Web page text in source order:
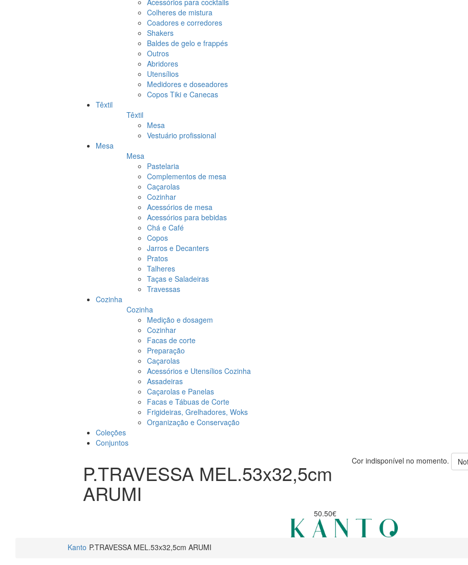
Acessórios para cocktails
Colheres de mistura
Coadores e corredores
Shakers
Baldes de gelo e frappés
Outros
Abridores
Utensílios
Medidores e doseadores
Copos Tiki e Canecas
Têxtil
Têxtil
Mesa
Vestuário profissional
Mesa
Mesa
Pastelaria
Complementos de mesa
Caçarolas
Cozinhar
Acessórios de mesa
Acessórios para bebidas
Chá e Café
Copos
Jarros e Decanters
Pratos
Talheres
Taças e Saladeiras
Travessas
Cozinha
Cozinha
Medição e dosagem
Cozinhar
Facas de corte
Preparação
Caçarolas
Acessórios e Utensílios Cozinha
Assadeiras
Caçarolas e Panelas
Facas e Tábuas de Corte
Frigideiras, Grelhadores, Woks
Organização e Conservação
Coleções
Conjuntos
P.TRAVESSA MEL.53x32,5cm
ARUMI
50.50€
Cor indisponível no momento.
Kanto P.TRAVESSA MEL.53x32,5cm ARUMI